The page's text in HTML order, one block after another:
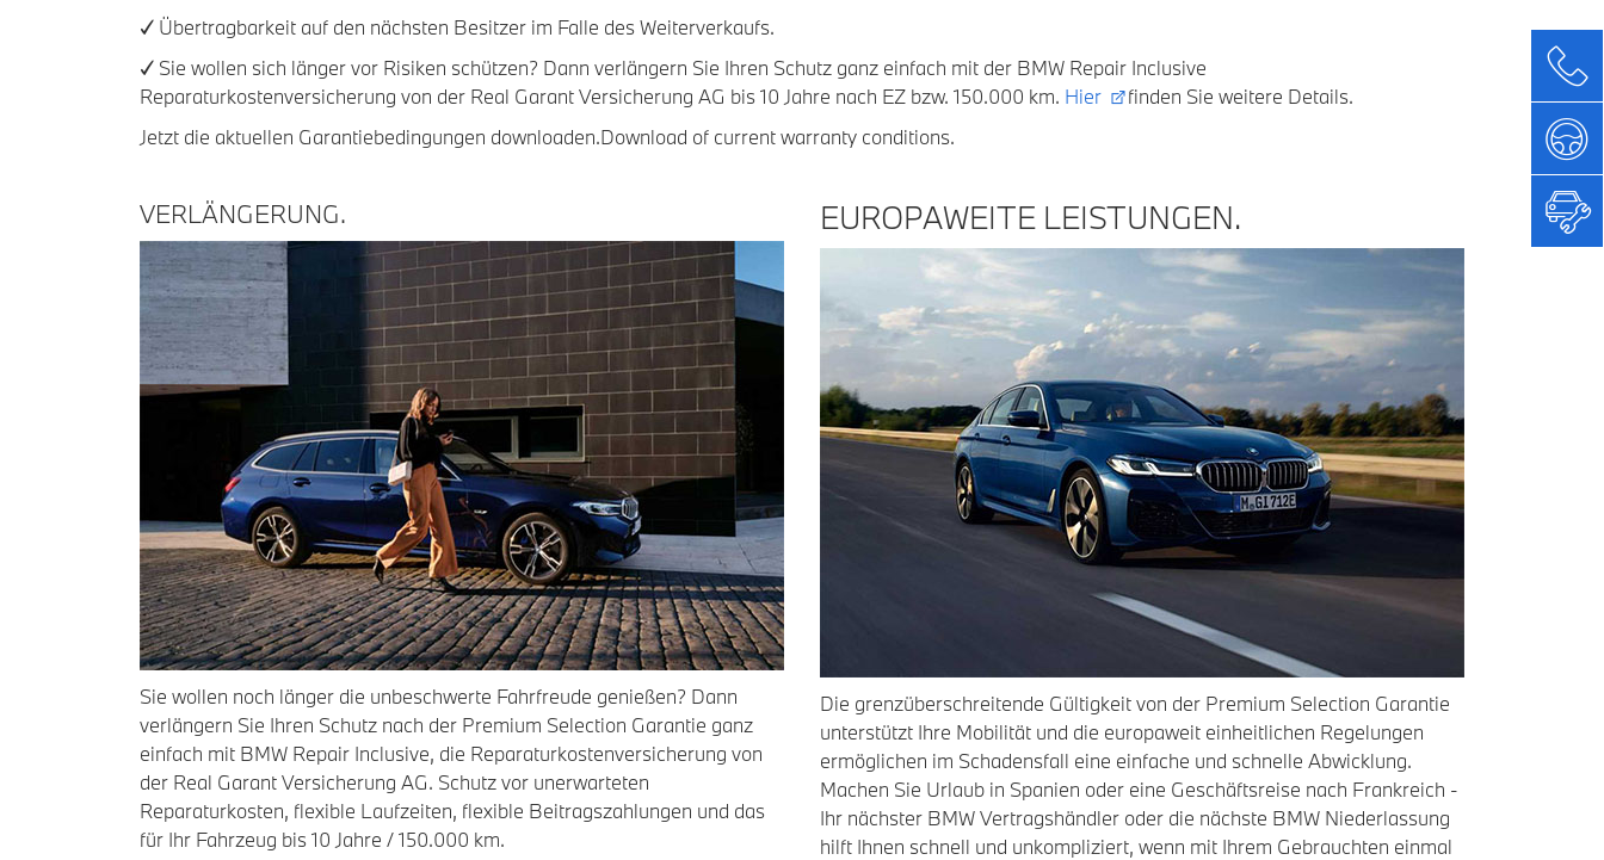
✓ Übertragbarkeit auf den nächsten Besitzer im Falle des Weiterverkaufs.
✓ Sie wollen sich länger vor Risiken schützen? Dann verlängern Sie Ihren Schutz ganz einfach mit der BMW Repair Inclusive
Reparaturkostenversicherung von der Real Garant Versicherung AG bis 10 Jahre nach EZ bzw. 150.000 km. Hier
finden Sie weitere Details.
Jetzt die aktuellen Garantiebedingungen downloaden.Download of current warranty conditions.
VERLÄNGERUNG.
Sie wollen noch länger die unbeschwerte Fahrfreude genießen? Dann
verlängern Sie Ihren Schutz nach der Premium Selection Garantie ganz
einfach mit BMW Repair Inclusive, die Reparaturkostenversicherung von
der Real Garant Versicherung AG. Schutz vor unerwarteten
Reparaturkosten, flexible Laufzeiten, flexible Beitragszahlungen und das
für Ihr Fahrzeug bis 10 Jahre / 150.000 km.
EUROPAWEITE LEISTUNGEN.
Die grenzüberschreitende Gültigkeit von der Premium Selection Garantie
unterstützt Ihre Mobilität und die europaweit einheitlichen Regelungen
ermöglichen im Schadensfall eine einfache und schnelle Abwicklung.
Machen Sie Urlaub in Spanien oder eine Geschäftsreise nach Frankreich -
Ihr nächster BMW Vertragshändler oder die nächste BMW Niederlassung
hilft Ihnen schnell und unkompliziert, wenn mit Ihrem Gebrauchten einmal